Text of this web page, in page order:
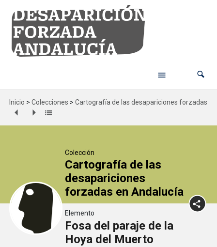
Inicio > Colecciones > Cartografía de las desapariciones forzadas
Colección
Cartografía de las
desapariciones
forzadas en Andalucía
Elemento
Fosa del paraje de la
Hoya del Muerto